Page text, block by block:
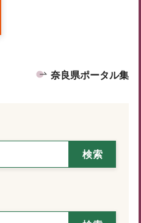
奈良県ポータル集